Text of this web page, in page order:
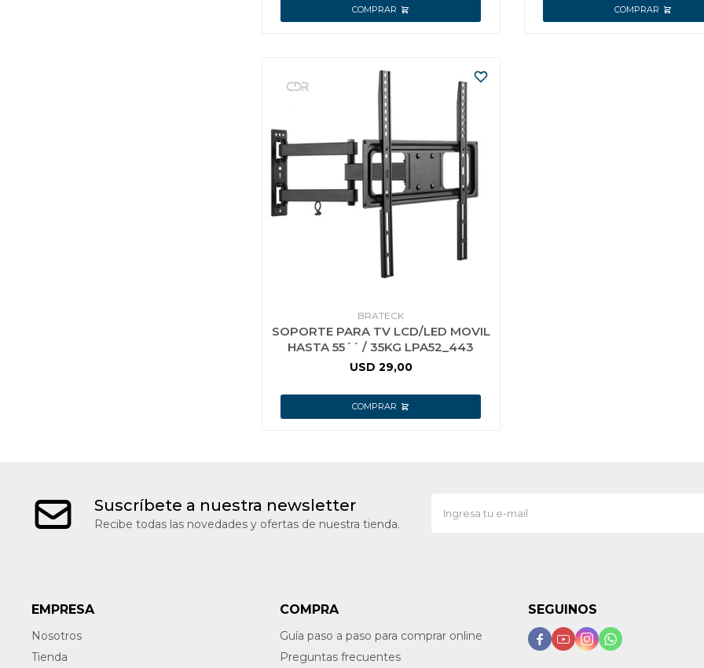
BRATECK
SOPORTE PARA TV LCD/LED MOVIL
HASTA 55´´ / 35KG LPA52_443
USD 29,00
Suscríbete a nuestra newsletter
Recibe todas las novedades y ofertas de nuestra tienda.
EMPRESA
Nosotros
Tienda
COMPRA
Guía paso a paso para comprar online
Preguntas frecuentes
SEGUINOS
   